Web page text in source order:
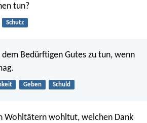
tun?
Schutz
Bedürftigen Gutes zu tun, wenn
Geben Schuld
Wohltätern wohltut, welchen Dank